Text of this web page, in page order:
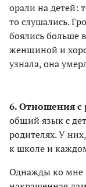
орали на детей:
то слушались.
боялись больше
женщиной и
узнала, она
6. Отношения с
общий язык с
родителях. У
к школе и
Однажды ко мне